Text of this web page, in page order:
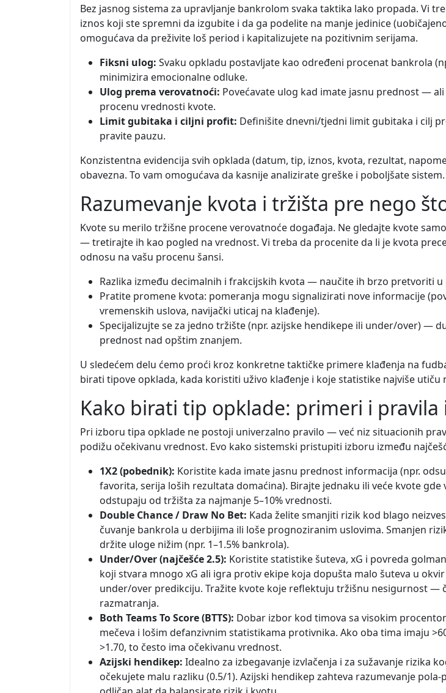
Bez jasnog sistema za upravljanje bankrolom svaka taktika lako propada. Vi
iznos koji ste spremni da izgubite i da ga podelite na manje jedinice
omogućava da preživite loš period i kapitalizujete na pozitivnim serijama.
Fiksni ulog: Svaku opkladu postavljate kao određeni procenat bankrola
minimizira emocionalne odluke.
Ulog prema verovatnoći: Povećavate ulog kad imate jasnu prednost —
procenu vrednosti kvote.
Limit gubitaka i ciljni profit: Definišite dnevni/tjedni limit gubitaka i cilj
pravite pauzu.
Konzistentna evidencija svih opklada (datum, tip, iznos, kvota, rezultat,
obavezna. To vam omogućava da kasnije analizirate greške i poboljšate sistem.
Razumevanje kvota i tržišta pre nego
Kvote su merilo tržišne procene verovatnoće događaja. Ne gledajte kvote
— tretirajte ih kao pogled na vrednost. Vi treba da procenite da li je kvota
odnosu na vašu procenu šansi.
Razlika između decimalnih i frakcijskih kvota — naučite ih brzo pretvoriti
Pratite promene kvota: pomeranja mogu signalizirati nove informacije
vremenskih uslova, navijački uticaj na klađenje).
Specijalizujte se za jedno tržište (npr. azijske hendikepe ili under/over) —
prednost nad opštim znanjem.
U sledećem delu ćemo proći kroz konkretne taktičke primere klađenja na
birati tipove opklada, kada koristiti uživo klađenje i koje statistike najviše utiču
Kako birati tip opklade: primeri i pravila
Pri izboru tipa opklade ne postoji univerzalno pravilo — već niz situacionih
podižu očekivanu vrednost. Evo kako sistemski pristupiti izboru između
1X2 (pobednik): Koristite kada imate jasnu prednost informacija (npr.
favorita, serija loših rezultata domaćina). Birajte jednaku ili veće kvote gde
odstupaju od tržišta za najmanje 5–10% vrednosti.
Double Chance / Draw No Bet: Kada želite smanjiti rizik kod blago
čuvanje bankrola u derbijima ili loše prognoziranim uslovima. Smanjen
držite uloge nižim (npr. 1–1.5% bankrola).
Under/Over (najčešće 2.5): Koristite statistike šuteva, xG i povreda
koji stvara mnogo xG ali igra protiv ekipe koja dopušta malo šuteva u
under/over predikciju. Tražite kvote koje reflektuju tržišnu nesigurnost —
razmatranja.
Both Teams To Score (BTTS): Dobar izbor kod timova sa visokim
mečeva i lošim defanzivnim statistikama protivnika. Ako oba tima imaju
>1.70, to često ima očekivanu vrednost.
Azijski hendikep: Idealno za izbegavanje izvlačenja i za sužavanje rizika
očekujete malu razliku (0.5/1). Azijski hendikep zahteva razumevanje